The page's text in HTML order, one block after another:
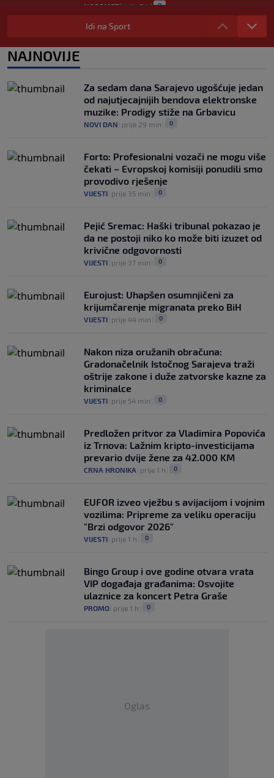
NOGOMET|prije 3 h| 0
FIFA se izvinila svim svojim članicama
zbog FFE projekta: Ali rukovodstvo i
dalje podržava Infantina
Lionel Messi postigao dva gola u pobjedi
Inter Miamija i ispisao historiju Leagues
Cupa (VIDEO)
prije 4 h| 0
Idi na Sport
NAJNOVIJE
Za sedam dana Sarajevo ugošćuje jedan
od najutjecajnijih bendova elektronske
muzike: Prodigy stiže na Grbavicu
NOVI DAN prije 29 min 0
Forto: Profesionalni vozači ne mogu više
čekati – Evropskoj komisiji ponudili smo
provodivo rješenje
VIJESTI prije 35 min 0
Pejić Sremac: Haški tribunal pokazao je
da ne postoji niko ko može biti izuzet od
krivične odgovornosti
VIJESTI prije 37 min 0
Eurojust: Uhapšen osumnjičeni za
krijumčarenje migranata preko BiH
VIJESTI prije 44 min 0
Nakon niza oružanih obračuna:
Gradonačelnik Istočnog Sarajeva traži
oštrije zakone i duže zatvorske kazne za
kriminalce
VIJESTI prije 54 min 0
Predložen pritvor za Vladimira Popovića
iz Trnova: Lažnim kripto-investicijama
prevario dvije žene za 42.000 KM
CRNA HRONIKA prije 1 h 0
EUFOR izveo vježbu s avijacijom i vojnim
vozilima: Pripreme za veliku operaciju
"Brzi odgovor 2026"
VIJESTI prije 1 h 0
Bingo Group i ove godine otvara vrata
VIP događaja građanima: Osvojite
ulaznice za koncert Petra Graše
PROMO prije 1 h 0
Oglas